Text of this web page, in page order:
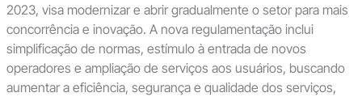
2023, visa modernizar e abrir gradualmente o setor para mais
concorrência e inovação. A nova regulamentação inclui
simplificação de normas, estímulo à entrada de novos
operadores e ampliação de serviços aos usuários, buscando
aumentar a eficiência, segurança e qualidade dos serviços,